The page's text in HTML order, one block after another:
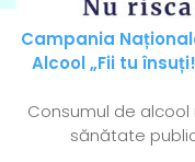
Campania
Alcool „Fii tu
Consumul de
sănătate